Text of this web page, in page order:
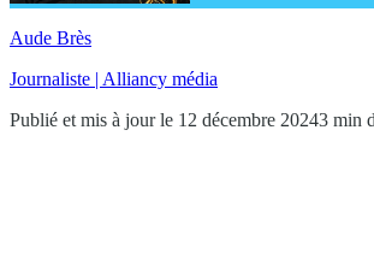
Aude Brès
Journaliste | Alliancy média
Publié et mis à jour le 12 décembre 20243 min